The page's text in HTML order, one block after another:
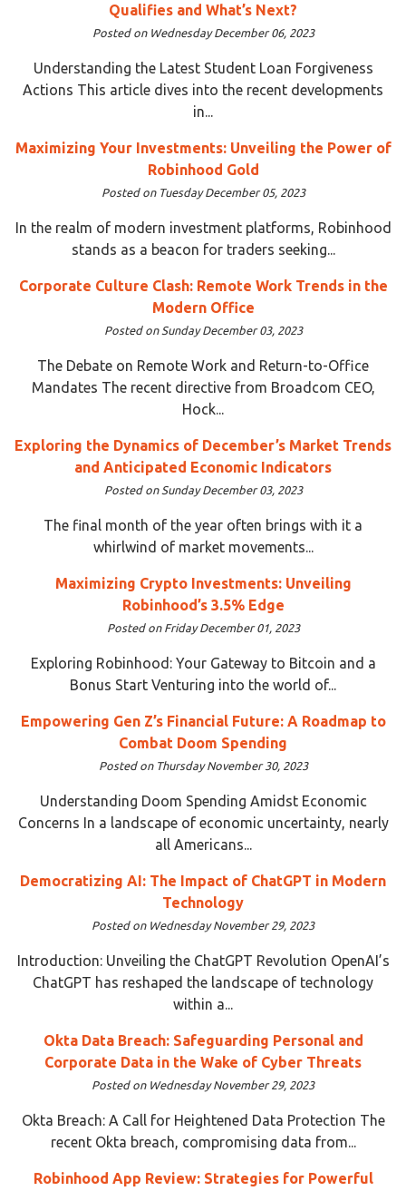
Qualifies and What’s Next?
Posted on Wednesday December 06, 2023
Understanding the Latest Student Loan Forgiveness
Actions This article dives into the recent developments
in...
Maximizing Your Investments: Unveiling the Power of
Robinhood Gold
Posted on Tuesday December 05, 2023
In the realm of modern investment platforms, Robinhood
stands as a beacon for traders seeking...
Corporate Culture Clash: Remote Work Trends in the
Modern Office
Posted on Sunday December 03, 2023
The Debate on Remote Work and Return-to-Office
Mandates The recent directive from Broadcom CEO,
Hock...
Exploring the Dynamics of December’s Market Trends
and Anticipated Economic Indicators
Posted on Sunday December 03, 2023
The final month of the year often brings with it a
whirlwind of market movements...
Maximizing Crypto Investments: Unveiling
Robinhood’s 3.5% Edge
Posted on Friday December 01, 2023
Exploring Robinhood: Your Gateway to Bitcoin and a
Bonus Start Venturing into the world of...
Empowering Gen Z’s Financial Future: A Roadmap to
Combat Doom Spending
Posted on Thursday November 30, 2023
Understanding Doom Spending Amidst Economic
Concerns In a landscape of economic uncertainty, nearly
all Americans...
Democratizing AI: The Impact of ChatGPT in Modern
Technology
Posted on Wednesday November 29, 2023
Introduction: Unveiling the ChatGPT Revolution OpenAI’s
ChatGPT has reshaped the landscape of technology
within a...
Okta Data Breach: Safeguarding Personal and
Corporate Data in the Wake of Cyber Threats
Posted on Wednesday November 29, 2023
Okta Breach: A Call for Heightened Data Protection The
recent Okta breach, compromising data from...
Robinhood App Review: Strategies for Powerful